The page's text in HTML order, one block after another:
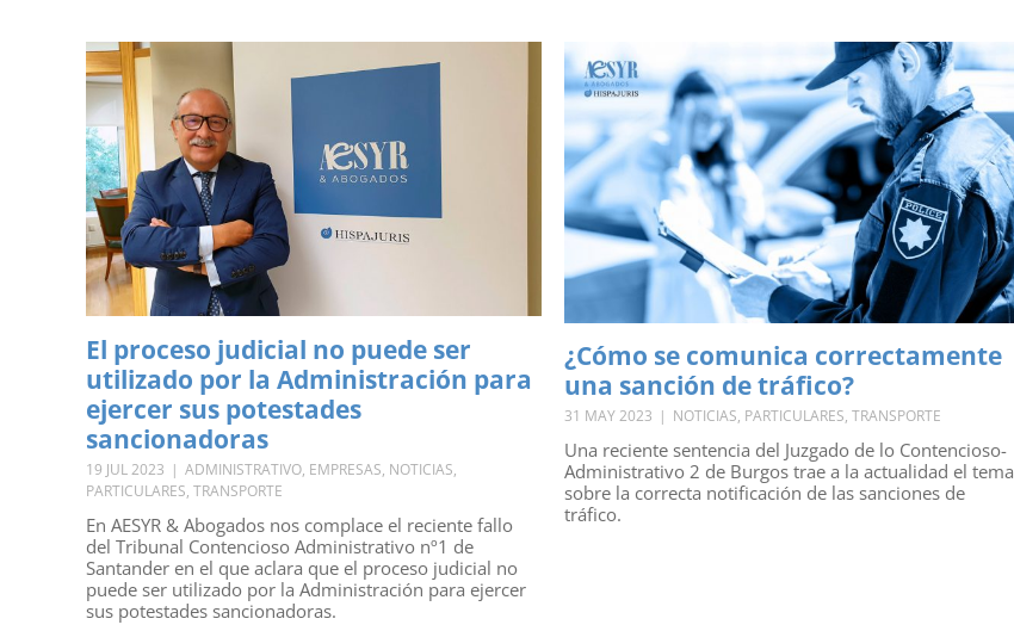
El proceso judicial no puede ser
utilizado por la Administración para
ejercer sus potestades
sancionadoras
19 JUL 2023 | ADMINISTRATIVO, EMPRESAS, NOTICIAS,
PARTICULARES, TRANSPORTE
En AESYR & Abogados nos complace el reciente fallo
del Tribunal Contencioso Administrativo nº1 de
Santander en el que aclara que el proceso judicial no
puede ser utilizado por la Administración para ejercer
sus potestades sancionadoras.
¿Cómo se comunica correctamente
una sanción de tráfico?
31 MAY 2023 | NOTICIAS, PARTICULARES, TRANSPORTE
Una reciente sentencia del Juzgado de lo Contencioso-
Administrativo 2 de Burgos trae a la actualidad el tema
sobre la correcta notificación de las sanciones de
tráfico.